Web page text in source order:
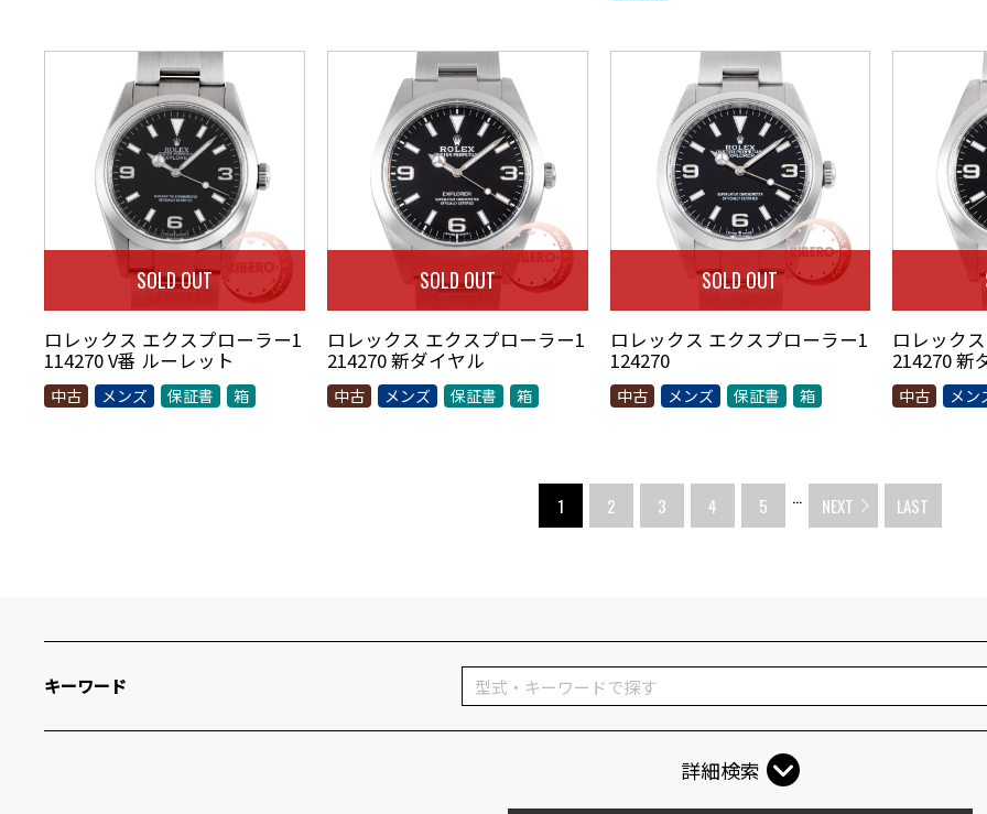
SOLD OUT
ロレックス エクスプローラー1
114270 V番 ルーレット
中古 メンズ 保証書 箱
SOLD OUT
ロレックス エクスプローラー1
214270 新ダイヤル
中古 メンズ 保証書 箱
SOLD OUT
ロレックス エクスプローラー1
124270
中古 メンズ 保証書 箱
ロレック
214270 新
中古 メン
1 2 3 4 5 ... NEXT LAST
キーワード
詳細検索